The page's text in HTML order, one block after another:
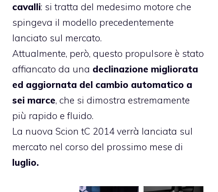
cavalli: si tratta del medesimo motore che
spingeva il modello precedentemente
lanciato sul mercato.
Attualmente, però, questo propulsore è stato
affiancato da una declinazione migliorata
ed aggiornata del cambio automatico a
sei marce, che si dimostra estremamente
più rapido e fluido.
La nuova Scion tC 2014 verrà lanciata sul
mercato nel corso del prossimo mese di
luglio.